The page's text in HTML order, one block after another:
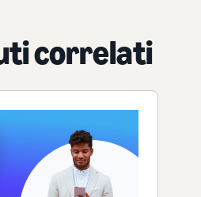
correlati